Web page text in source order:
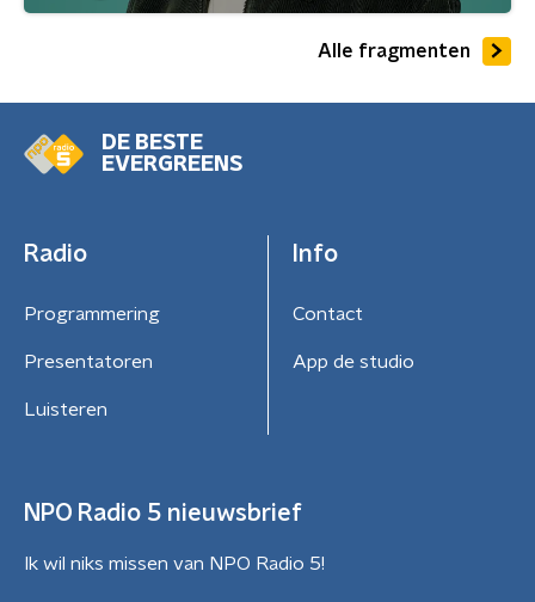
Alle fragmenten
DE BESTE
EVERGREENS
Radio
Programmering
Presentatoren
Luisteren
Info
Contact
App de studio
NPO Radio 5 nieuwsbrief
Ik wil niks missen van NPO Radio 5!